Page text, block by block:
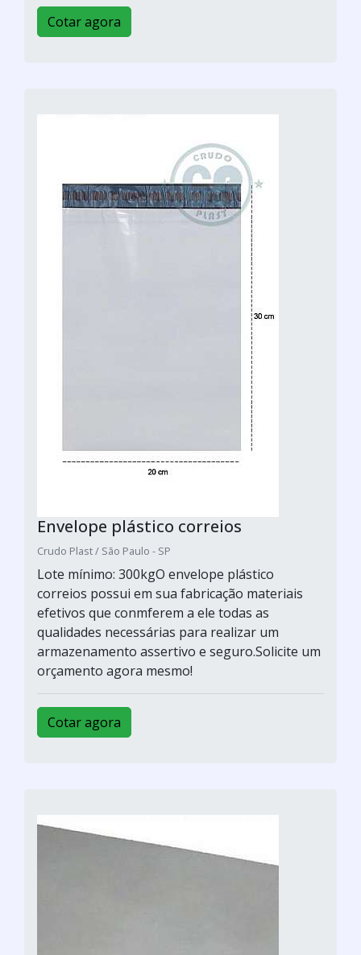
Cotar agora
Envelope plástico correios
Crudo Plast / São Paulo - SP
Lote mínimo: 300kgO envelope plástico
correios possui em sua fabricação materiais
efetivos que conmferem a ele todas as
qualidades necessárias para realizar um
armazenamento assertivo e seguro.Solicite um
orçamento agora mesmo!
Cotar agora